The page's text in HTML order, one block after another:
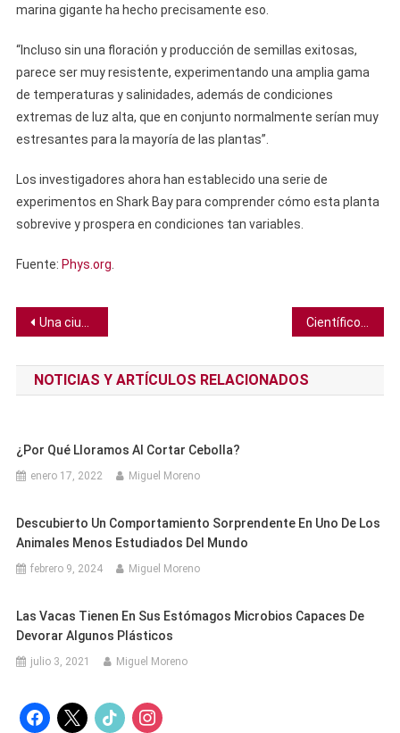
marina gigante ha hecho precisamente eso.
“Incluso sin una floración y producción de semillas exitosas,
parece ser muy resistente, experimentando una amplia gama
de temperaturas y salinidades, además de condiciones
extremas de luz alta, que en conjunto normalmente serían muy
estresantes para la mayoría de las plantas”.
Los investigadores ahora han establecido una serie de
experimentos en Shark Bay para comprender cómo esta planta
sobrevive y prospera en condiciones tan variables.
Fuente: Phys.org
Navegación
de
entradas
Una ciudad iraquí de la Edad de Bronce emerge del río Tigris tras una sequía
NOTICIAS Y ARTÍCULOS RELACIONADOS
¿Por Qué Lloramos Al Cortar Cebolla?
enero 17, 2022 Miguel Moreno
Descubierto Un Comportamiento Sorprendente En Uno De Los
Animales Menos Estudiados Del Mundo
febrero 9, 2024 Miguel Moreno
Las Vacas Tienen En Sus Estómagos Microbios Capaces De
Devorar Algunos Plásticos
julio 3, 2021 Miguel Moreno
facebook
x tiktok instagram